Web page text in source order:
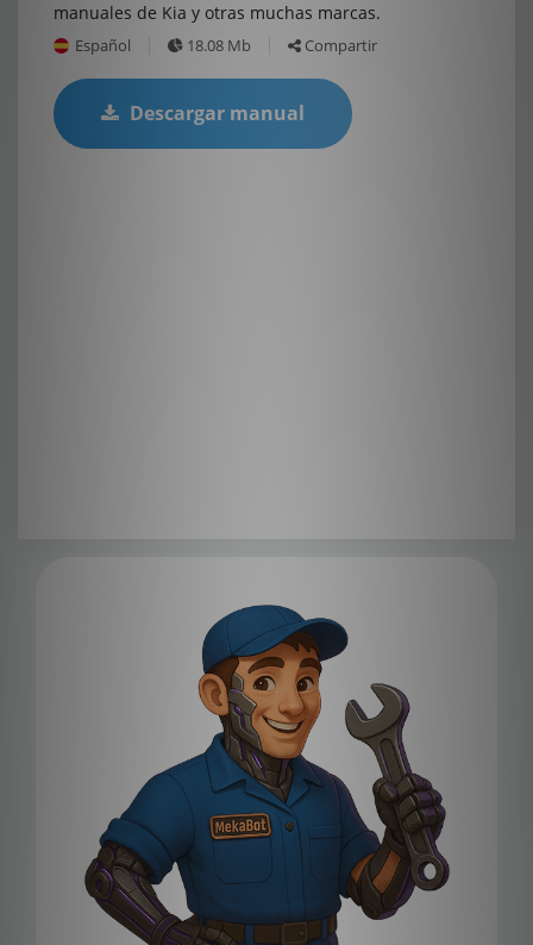
manuales de Kia y otras muchas marcas.
Español 18.08 Mb Compartir
Descargar manual